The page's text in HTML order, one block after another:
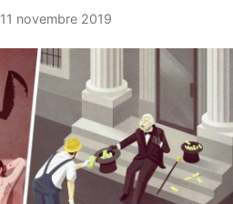
11 novembre 2019